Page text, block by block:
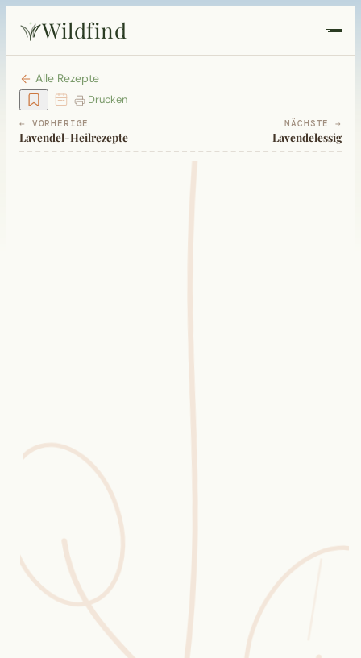
Wildfind
Startseite
Pflanzen
Blüten-Finder
Phänologie-Radar
Vogelstimmen
Gartenplaner
Düngeberater
Alle Rezepte
Drucken
← VORHERIGE
Lavendel-Heilrezepte
NÄCHSTE →
Lavendelessig